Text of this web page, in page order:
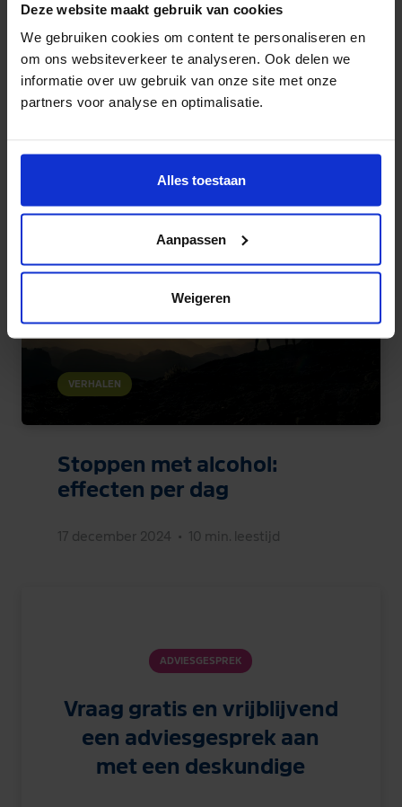
Deze website maakt gebruik van cookies
We gebruiken cookies om content te personaliseren en
om ons websiteverkeer te analyseren. Ook delen we
informatie over uw gebruik van onze site met onze
partners voor analyse en optimalisatie.
Alles toestaan
Aanpassen
Weigeren
App stoppen met drinken
VERHALEN
Stoppen met alcohol:
effecten per dag
17 december 2024 • 10 min. leestijd
ADVIESGESPREK
Vraag gratis en vrijblijvend
een adviesgesprek aan
met een deskundige